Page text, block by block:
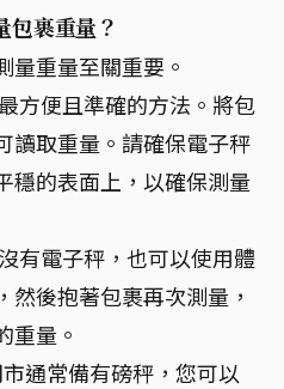
包裹重量？
量重量至關重要。
方便且準確的方法。將包
讀取重量。請確保電子秤
穩的表面上，以確保測量
有電子秤，也可以使用體
後抱著包裹再次測量，
重量。
通常備有磅秤，您可以